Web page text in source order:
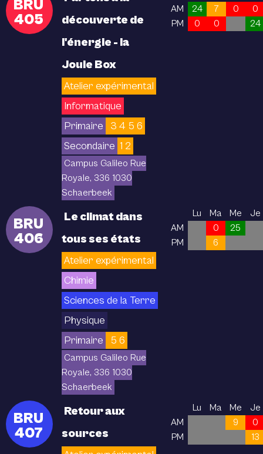
BRU
405
découverte de
l'énergie - la
Joule Box
Atelier expérimental
Informatique
Primaire
3 4 5 6
Secondaire 1 2
Campus Galileo Rue
Royale, 336 1030
Schaerbeek
AM
24 7 0
0
PM
0 0 24
BRU
406
Le climat dans
tous ses états
Atelier expérimental
Chimie
Sciences de la Terre
Physique
Primaire
5 6
Campus Galileo Rue
Royale, 336 1030
Schaerbeek
Lu Ma Me
Je
AM
0
25
PM
6
BRU
407
Retour aux
sources
Lu Ma Me
Je
AM
9
0
PM
13